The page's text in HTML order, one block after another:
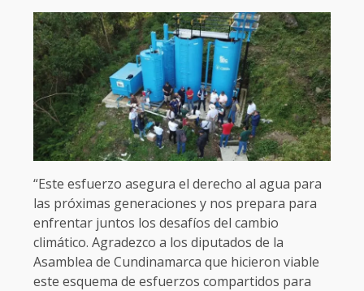
“Este esfuerzo asegura el derecho al agua para
las próximas generaciones y nos prepara para
enfrentar juntos los desafíos del cambio
climático. Agradezco a los diputados de la
Asamblea de Cundinamarca que hicieron viable
este esquema de esfuerzos compartidos para